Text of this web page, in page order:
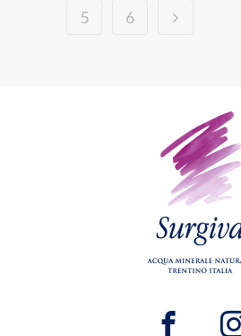
5
6